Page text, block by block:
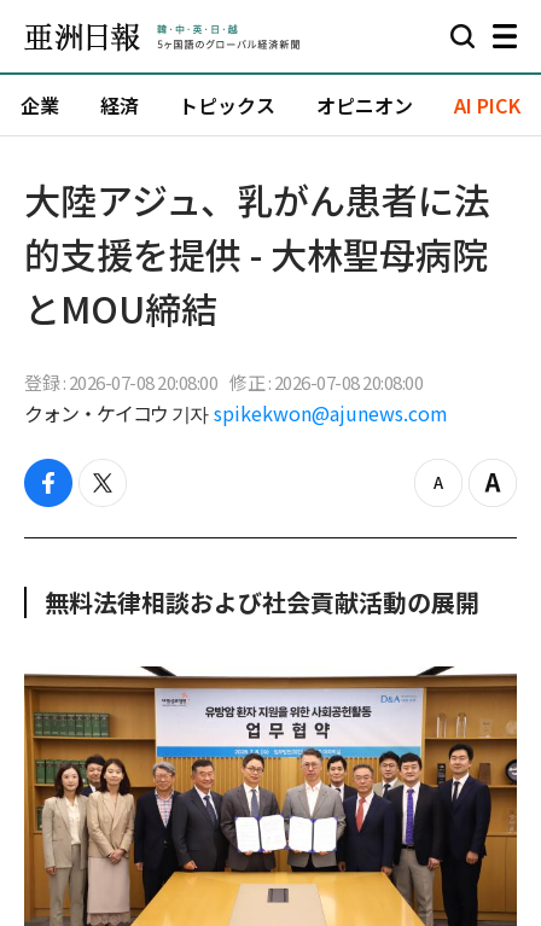
企業 経済 トピックス オピニオン AI PICK
大陸アジュ、乳がん患者に法
的支援を提供 - 大林聖母病院
とMOU締結
登録 : 2026-07-08 20:08:00 修正 : 2026-07-08 20:08:00
クォン・ケイコウ 기자 spikekwon@ajunews.com
f
c
o
t
i
e
z
o
u
Z
o
無料法律相談および社会貢献活動の展開